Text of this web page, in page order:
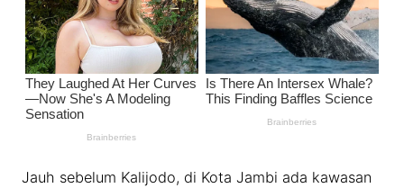
Jauh sebelum Kalijodo, di Kota Jambi ada kawasan